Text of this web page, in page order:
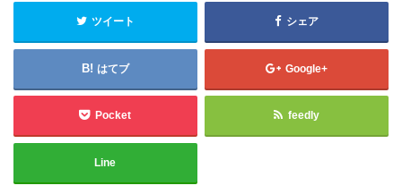
ツイート シェア
はてブ Google+
Pocket feedly
Line